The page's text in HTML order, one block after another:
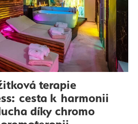
terapie
cesta k harmonii
díky chromo